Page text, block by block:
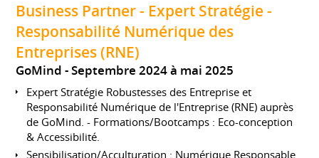
Business Partner - Expert Stratégie -
Responsabilité Numérique des
Entreprises (RNE)
GoMind Septembre 2024 à mai 2025
Expert Stratégie Robustesses des Entreprise et
Responsabilité Numérique de l'Entreprise (RNE) auprès
de GoMind. - Formations/Bootcamps : Eco-conception
& Accessibilité.
Sensibilisation/Acculturation : Numérique Responsable